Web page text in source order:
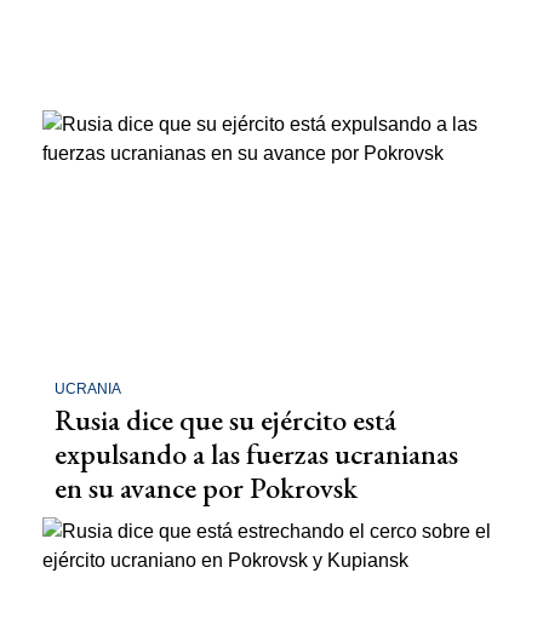
UCRANIA
Rusia dice que su ejército está
expulsando a las fuerzas ucranianas
en su avance por Pokrovsk